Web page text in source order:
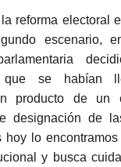
reforma electoral
escenario,
que se habían
producto de un
designación de
hoy lo
y busca